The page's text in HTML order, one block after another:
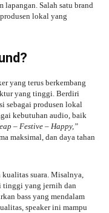
lapangan. Salah satu brand
lokal yang
yang terus berkembang
yang tinggi. Berdiri
sebagai produsen lokal
kebutuhan audio, baik
– Festive – Happy,”
maksimal, dan daya tahan
suara. Misalnya,
tinggi yang jernih dan
bass yang mendalam
speaker ini mampu